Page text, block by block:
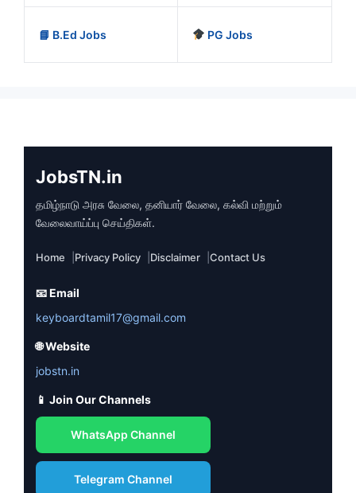
📘 B.Ed Jobs PG Jobs
JobsTN.in
தமிழ்நாடு அரசு வேலை, தனியார் வேலை, கல்வி மற்றும்
வேலைவாய்ப்பு செய்திகள்.
Home Privacy Policy Disclaimer Contact Us
📧 Email
keyboardtamil17@gmail.com
🌐 Website
jobstn.in
📱 Join Our Channels
WhatsApp Channel
Telegram Channel